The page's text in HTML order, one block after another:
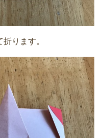
ります。